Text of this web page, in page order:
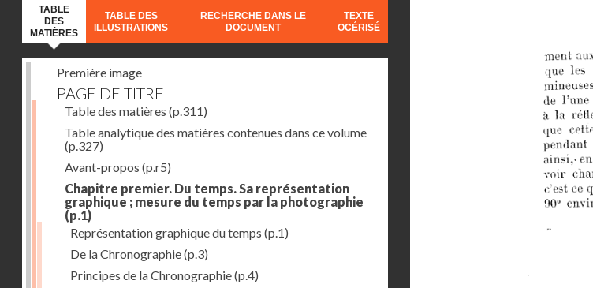
TABLE
DES
MATIÈRES
TABLE DES
ILLUSTRATIONS
RECHERCHE DANS LE
DOCUMENT
TEXTE
OCÉRISÉ
Première image
PAGE DE TITRE
Table des matières (p.311)
Table analytique des matières contenues dans ce volume
(p.327)
Avant-propos (p.r5)
Chapitre premier. Du temps. Sa représentation
graphique ; mesure du temps par la photographie
(p.1)
Représentation graphique du temps (p.1)
De la Chronographie(p.3)
Principes de la Chronographie(p.4)